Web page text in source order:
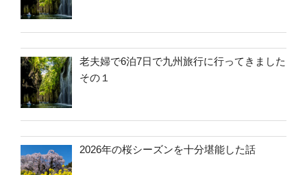
老夫婦で6泊7日で九州旅行に行ってきました
その１
2026年の桜シーズンを十分堪能した話